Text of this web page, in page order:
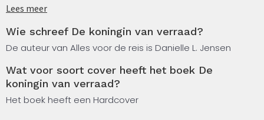
koninkrijk, voor haar man of voor zichzelf? Lara was
lang geleden heeft ze moeten toekijken hoe haar eigen
vader Ithicana veroverde, zonder dat ze ook maar iets
Als ze erachter komt dat haar man Aren tijdens de strijd
niet vermoord, maar gevangen genomen is, weet Lara
Lees meer
Wie schreef De koningin van verraad?
De auteur van Alles voor de reis is Danielle L. Jensen
Wat voor soort cover heeft het boek De
koningin van verraad?
Het boek heeft een Hardcover